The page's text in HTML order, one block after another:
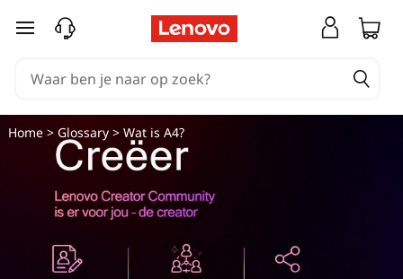
Ga naar de hoofdinhoud
Home> Glossary> Wat is A4?